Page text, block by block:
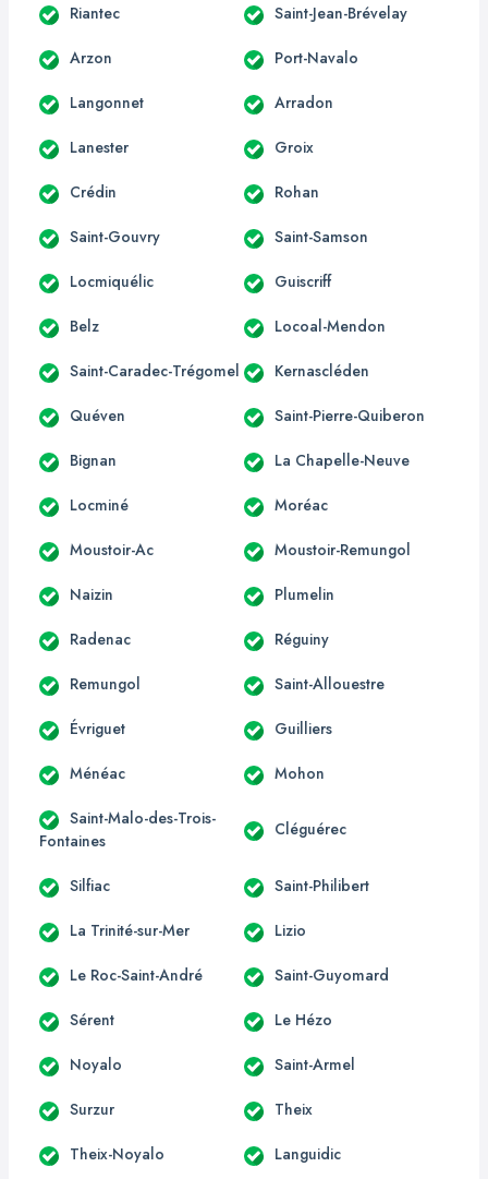
Riantec Saint-Jean-Brévelay
Arzon Port-Navalo
Langonnet Arradon
Lanester Groix
Crédin Rohan
Saint-Gouvry Saint-Samson
Locmiquélic Guiscriff
Belz Locoal-Mendon
Saint-Caradec-Trégomel Kernascléden
Quéven Saint-Pierre-Quiberon
Bignan La Chapelle-Neuve
Locminé Moréac
Moustoir-Ac Moustoir-Remungol
Naizin Plumelin
Radenac Réguiny
Remungol Saint-Allouestre
Évriguet Guilliers
Ménéac Mohon
Saint-Malo-des-Trois-
Fontaines
Cléguérec
Silfiac Saint-Philibert
La Trinité-sur-Mer Lizio
Le Roc-Saint-André Saint-Guyomard
Sérent Le Hézo
Noyalo Saint-Armel
Surzur Theix
Theix-Noyalo Languidic